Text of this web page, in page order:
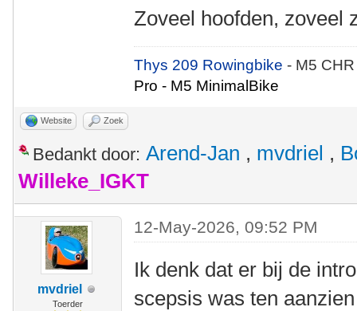
Zoveel hoofden, zoveel
Thys 209 Rowingbike- M5
Pro - M5 MinimalBike
Website Zoek
Bedankt door: Arend-Jan , mvdriel ,
Willeke_IGKT
mvdriel
Toerder
12-May-2026, 09:52 PM
Ik denk dat er bij de
scepsis was ten